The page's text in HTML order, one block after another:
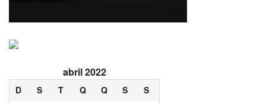
abril 2022
D S T Q Q S
S